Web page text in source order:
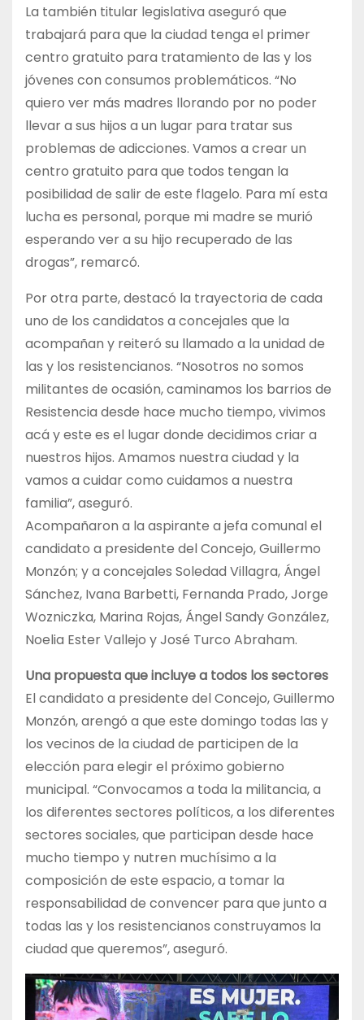
La también titular legislativa aseguró que
trabajará para que la ciudad tenga el primer
centro gratuito para tratamiento de las y los
jóvenes con consumos problemáticos. “No
quiero ver más madres llorando por no poder
llevar a sus hijos a un lugar para tratar sus
problemas de adicciones. Vamos a crear un
centro gratuito para que todos tengan la
posibilidad de salir de este flagelo. Para mí esta
lucha es personal, porque mi madre se murió
esperando ver a su hijo recuperado de las
drogas”, remarcó.
Por otra parte, destacó la trayectoria de cada
uno de los candidatos a concejales que la
acompañan y reiteró su llamado a la unidad de
las y los resistencianos. “Nosotros no somos
militantes de ocasión, caminamos los barrios de
Resistencia desde hace mucho tiempo, vivimos
acá y este es el lugar donde decidimos criar a
nuestros hijos. Amamos nuestra ciudad y la
vamos a cuidar como cuidamos a nuestra
familia”, aseguró.
Acompañaron a la aspirante a jefa comunal el
candidato a presidente del Concejo, Guillermo
Monzón; y a concejales Soledad Villagra, Ángel
Sánchez, Ivana Barbetti, Fernanda Prado, Jorge
Wozniczka, Marina Rojas, Ángel Sandy González,
Noelia Ester Vallejo y José Turco Abraham.
Una propuesta que incluye a todos los sectores
El candidato a presidente del Concejo, Guillermo
Monzón, arengó a que este domingo todas las y
los vecinos de la ciudad de participen de la
elección para elegir el próximo gobierno
municipal. “Convocamos a toda la militancia, a
los diferentes sectores políticos, a los diferentes
sectores sociales, que participan desde hace
mucho tiempo y nutren muchísimo a la
composición de este espacio, a tomar la
responsabilidad de convencer para que junto a
todas las y los resistencianos construyamos la
ciudad que queremos”, aseguró.